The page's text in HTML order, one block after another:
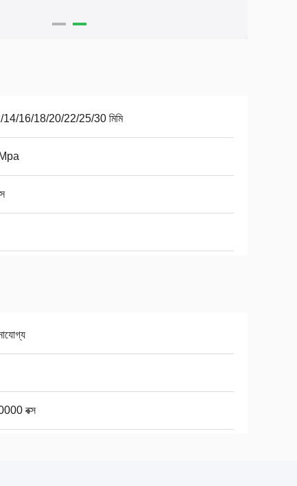
16/18/20/22/25/30 মিমি
বক্স